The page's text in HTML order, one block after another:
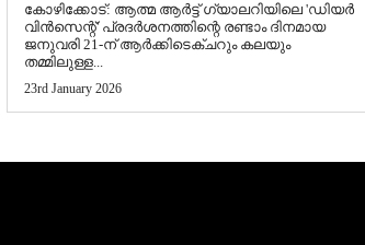
​കോഴിക്കോട്: ആത്മ ആർട്ട് ഗ്യാലറിയിലെ 'ഡിയർ
വിൻസെന്റ്' പ്രദർശനത്തിന്റെ രണ്ടാം ദിനമായ
ജനുവരി 21-ന് ആർക്കിടെക്ചറും കലയും
തമ്മിലുള്ള...
23rd January 2026